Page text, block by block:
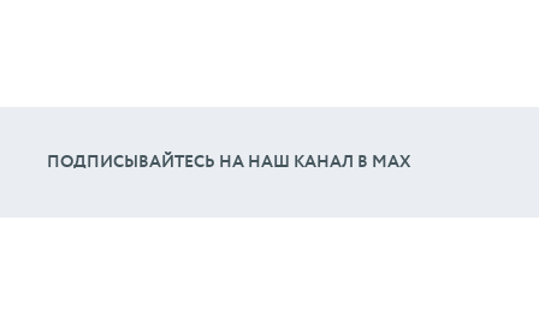
ПОДПИСЫВАЙТЕСЬ НА НАШ КАНАЛ В МАХ